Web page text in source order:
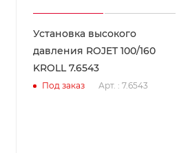
Установка высокого
давления ROJET 100/160
KROLL 7.6543
Под заказ Арт. : 7.6543